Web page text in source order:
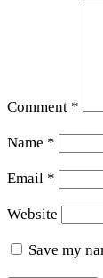
Comment *
Name *
Email *
Website
Save my